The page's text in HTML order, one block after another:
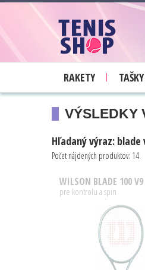
RAKETY
VÝSLEDKY
Hľadaný výraz: blade
Počet nájdených produktov: 14
WILSON BLADE 100 V9
pre kontrolu a spin